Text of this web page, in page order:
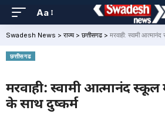
Aa
Swadesh News > राज्य> छत्तीसगढ > मरवाही: स्वामी
छत्तीसगढ
मरवाही: स्वामी आत्मानंद स्कूल
के साथ दुष्कर्म